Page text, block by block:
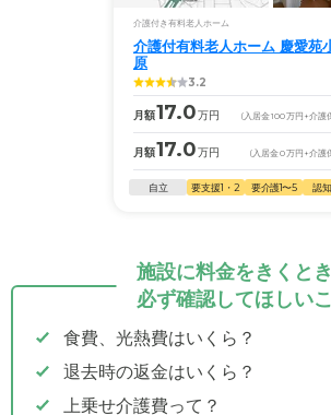
介護付き有料老人ホーム
介護付有料老人ホーム 慶愛苑
原
3.2
月額17.0万円 (入居金100万円 +介護
月額17.0万円 (入居金0万円 +介護
自立 要支援1・2 要介護1〜5 認
施設に料金をきくと
必ず確認してほしい
食費、光熱費はいくら？
退去時の返金はいくら？
上乗せ介護費って？